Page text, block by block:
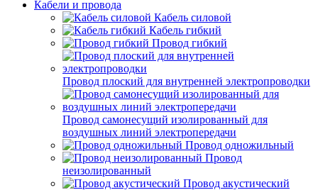
Кабели и провода
Кабель силовой
Кабель гибкий
Провод гибкий
Провод плоский для внутренней электропроводки
Провод самонесущий изолированный для
воздушных линий электропередачи
Провод одножильный
Провод
неизолированный
Провод акустический